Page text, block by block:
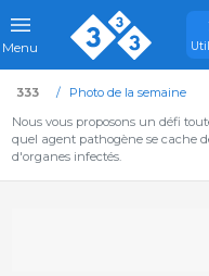
Menu
333
Photo de la semaine
Nous vous proposons un défi
quel agent pathogène se cache
d'organes infectés.